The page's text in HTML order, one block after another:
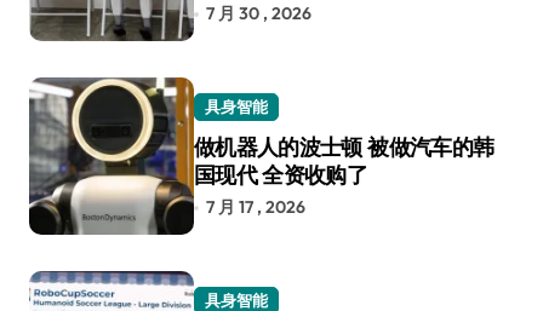
7 月 30 , 2026
具身智能
做机器人的波士顿 被做汽车的韩
国现代 全资收购了
7 月 17 , 2026
具身智能